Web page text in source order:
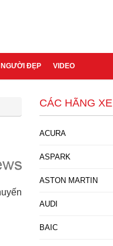
ĐẸP VIDEO
CÁC HÃNG XE
ACURA
ASPARK
ASTON MARTIN
AUDI
BAIC